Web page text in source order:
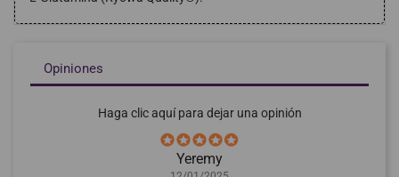
Opiniones
Haga clic aquí para dejar una opinión
Yeremy